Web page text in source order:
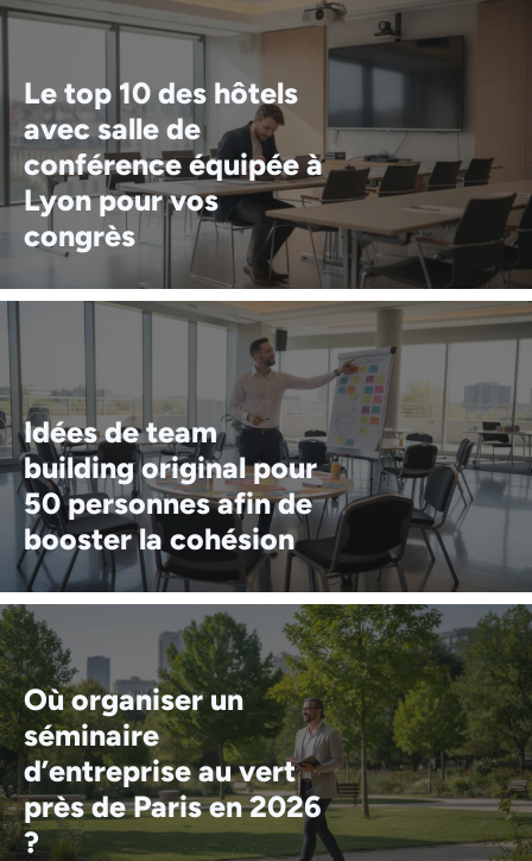
Le top 10 des hôtels
avec salle de
conférence équipée à
Lyon pour vos
congrès
Idées de team
building original pour
50 personnes afin de
booster la cohésion
Où organiser un
séminaire
d’entreprise au vert
près de Paris en 2026
?